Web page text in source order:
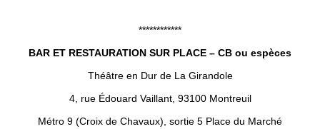
************
BAR ET RESTAURATION SUR PLACE – CB ou espèces
Théâtre en Dur de La Girandole
4, rue Édouard Vaillant, 93100 Montreuil
Métro 9 (Croix de Chavaux), sortie 5 Place du Marché